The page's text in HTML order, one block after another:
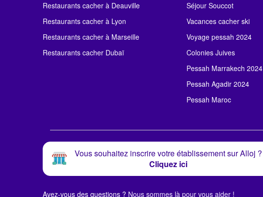
Restaurants cacher à Deauville
Restaurants cacher à Lyon
Restaurants cacher à Marseille
Restaurants cacher Dubaï
Séjour Souccot
Vacances cacher ski
Voyage pessah 2024
Colonies Juives
Pessah Marrakech 2024
Pessah Agadir 2024
Pessah Maroc
Vous souhaitez inscrire votre établissement sur Alloj ?
Cliquez ici
Avez-vous des questions ? Nous sommes là pour vous aider !